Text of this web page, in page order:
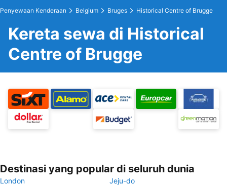
Penyewaan Kenderaan Belgium Bruges Historical Centre of Brugge
Kereta sewa di Historical
Centre of Brugge
Destinasi yang popular di seluruh dunia
London
Jeju-do